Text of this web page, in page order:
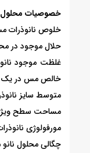
خصوصیات
خلوص نانوذرات مس: 99.9%
حلال موجود در
خالص مس در یک
متوسط سایز نانوذرات
مساحت سطح ویژه نانوذرات
مورفولوژی
چگالی محلول نانو مس: 1 گرم بر